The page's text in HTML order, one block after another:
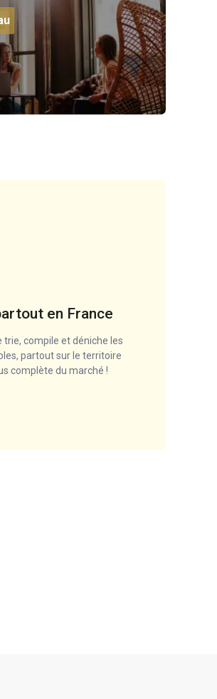
en France
compile et déniche les
partout sur le territoire
complète du marché !